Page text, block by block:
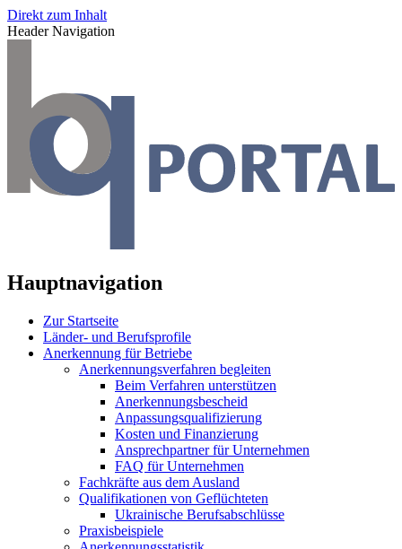
Direkt zum Inhalt
Header Navigation
Hauptnavigation
Zur Startseite
Länder- und Berufsprofile
Anerkennung für Betriebe
Anerkennungsverfahren begleiten
Beim Verfahren unterstützen
Anerkennungsbescheid
Anpassungsqualifizierung
Kosten und Finanzierung
Ansprechpartner für Unternehmen
FAQ für Unternehmen
Fachkräfte aus dem Ausland
Qualifikationen von Geflüchteten
Ukrainische Berufsabschlüsse
Praxisbeispiele